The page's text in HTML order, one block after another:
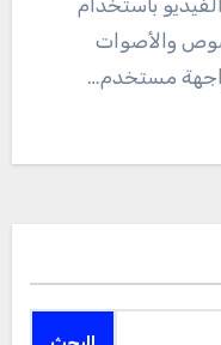
باستخدام
والأصوات
مستخدم…